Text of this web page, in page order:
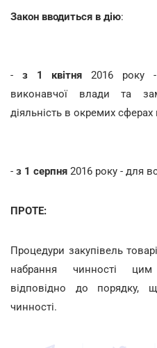
Закон вводиться в дію:
- з 1 квітня 2016 року -
виконавчої влади та
діяльність в окремих
- з 1 серпня 2016 року - для
ПРОТЕ:
Процедури закупівель
набрання чинності
відповідно до
чинності.